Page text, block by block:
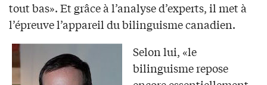
tout bas». Et grâce à l’analyse d’experts, il met à
l’épreuve l’appareil du bilinguisme canadien.
Selon lui, «le
bilinguisme repose